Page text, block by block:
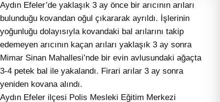
Aydın Efeler’de yaklaşık 3 ay önce bir arıcının arıları
bulunduğu kovandan oğul çıkararak ayrıldı. İşlerinin
yoğunluğu dolayısıyla kovandaki bal arılarını takip
edemeyen arıcının kaçan arıları yaklaşık 3 ay sonra
Mimar Sinan Mahallesi’nde bir evin avlusundaki ağaçta
3-4 petek bal ile yakalandı. Firari arılar 3 ay sonra
yeniden kovana alındı.
Aydın Efeler ilçesi Polis Mesleki Eğitim Merkezi